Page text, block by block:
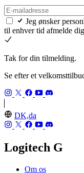
Jeg ønsker
til enhver tid afmelde
Tak for din tilmelding.
Se efter et
DK,da
Logitech G
Om os